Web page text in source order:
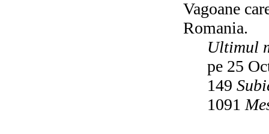
Vagoane
Romania.
Ultimul
pe 25
149
1091